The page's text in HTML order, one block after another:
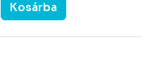
Kosárba